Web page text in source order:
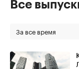
Все
За все время